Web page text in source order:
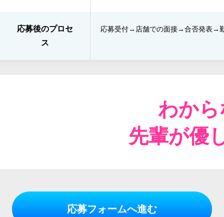
応募後のプロセ
ス
応募受付→店舗での面接→​合否発表​→​
わか
先輩が優
応募フォームへ進む